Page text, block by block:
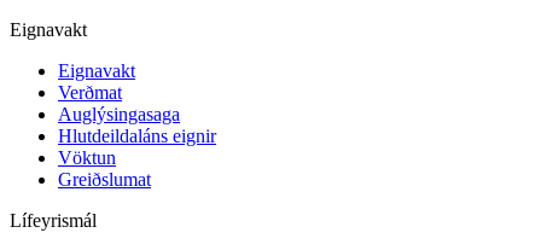
Eignavakt
Eignavakt
Verðmat
Auglýsingasaga
Hlutdeildaláns eignir
Vöktun
Greiðslumat
Lífeyrismál